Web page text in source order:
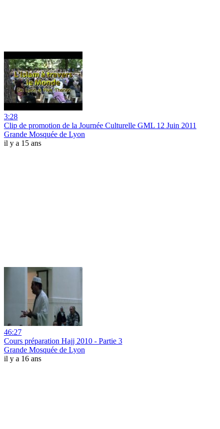
3:28
Clip de promotion de la Journée Culturelle GML 12 Juin 2011
Grande Mosquée de Lyon
il y a 15 ans
46:27
Cours préparation Hajj 2010 - Partie 3
Grande Mosquée de Lyon
il y a 16 ans